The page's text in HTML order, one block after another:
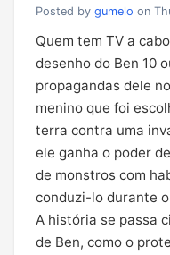
Posted by gumelo on
Quem tem TV a
desenho do Ben 10
propagandas dele
menino que foi
terra contra uma
ele ganha o poder
de monstros com
conduzi-lo durante
A história se passa
de Ben, como o